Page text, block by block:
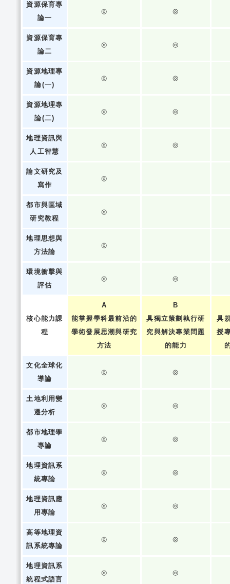
資源保育專
論一
◎ ◎
資源保育專
論二
◎ ◎
資源地理專
論(一)
◎ ◎
資源地理專
論(二)
◎ ◎
地理資訊與
人工智慧
◎ ◎
論文研究及
寫作
◎
都市與區域
研究教程
◎
地理思想與
方法論
◎
環境衝擊與
評估
◎ ◎
核心能力課
程
A
能掌握學科最前沿的
學術發展思潮與研究
方法
B
具獨立策劃執行研
究與解決專業問題
的能力
具
授
文化全球化
導論
◎ ◎
土地利用變
遷分析
◎ ◎
都市地理學
專論
◎ ◎
地理資訊系
統專論
◎ ◎
地理資訊應
用專論
◎ ◎
高等地理資
訊系統專論
◎ ◎
地理資訊系
統程式語言
◎ ◎